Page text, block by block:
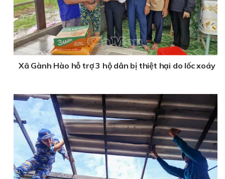
Xã Gành Hào hỗ trợ 3 hộ dân bị thiệt hại do lốc xoáy